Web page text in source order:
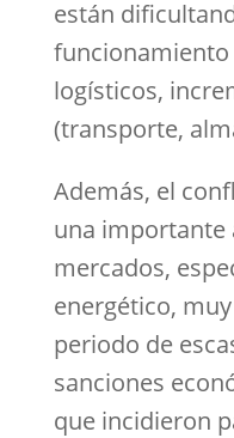
están
logísticos,
(transporte,
Además, el
una importante
mercados,
energético,
periodo de
sanciones
que incidieron